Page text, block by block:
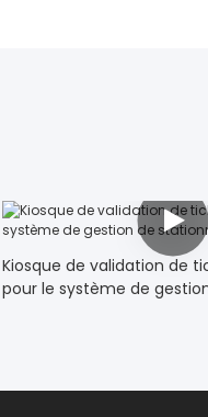
Kiosque de validation de
pour le système de